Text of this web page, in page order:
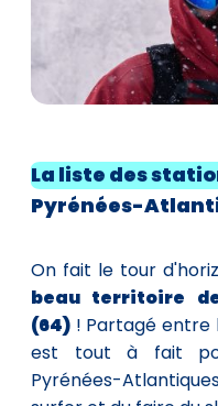
La liste des
Pyrénées-
On fait le tour
beau territoire
(64) ! Partagé entre
est tout à fait
Pyrénées-